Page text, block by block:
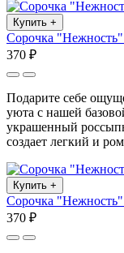
Купить +
Сорочка "Нежность"
370 ₽
Подарите себе
уюта с нашей
украшенный
создает легкий и
Купить +
Сорочка "Нежность"
370 ₽